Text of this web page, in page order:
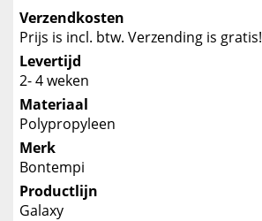
Verzendkosten
Prijs is incl. btw. Verzending is gratis!
Levertijd
2- 4 weken
Materiaal
Polypropyleen
Merk
Bontempi
Productlijn
Galaxy